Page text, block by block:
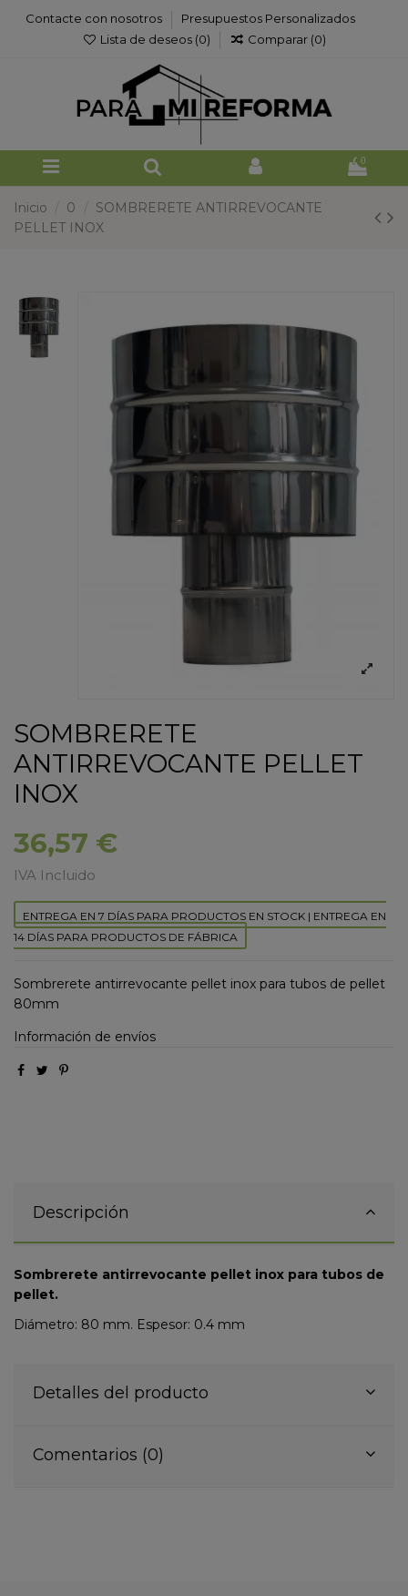
Contacte con nosotros
Presupuestos Personalizados
Lista de deseos (0) Comparar (0)
0
Inicio 0
SOMBRERETE ANTIRREVOCANTE
PELLET INOX
SOMBRERETE
ANTIRREVOCANTE PELLET
INOX
36,57 €
IVA Incluido
ENTREGA EN 7 DÍAS PARA PRODUCTOS EN STOCK | ENTREGA EN
14 DÍAS PARA PRODUCTOS DE FÁBRICA
Sombrerete antirrevocante pellet inox para tubos de pellet
80mm
Información de envíos
Descripción
Sombrerete antirrevocante pellet inox para tubos de
pellet.
Diámetro: 80 mm. Espesor: 0.4 mm
Detalles del producto
Comentarios (0)